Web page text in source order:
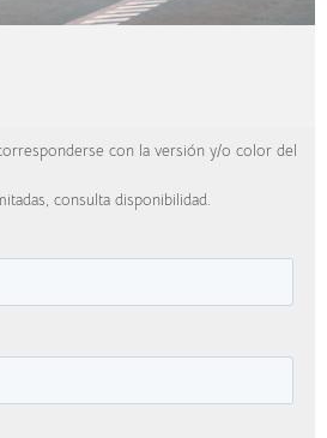
con la versión y/o color del
consulta disponibilidad.